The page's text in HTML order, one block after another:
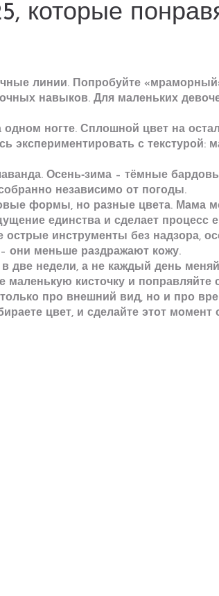
которые
линии. Попробуйте «мраморный»
навыков. Для маленьких
одном ногте. Сплошной цвет на
экспериментировать с текстурой:
Осень‑зима – тёмные
независимо от погоды.
формы, но разные цвета. Мама
единства и сделает процесс
острые инструменты без надзора,
они меньше раздражают кожу.
две недели, а не каждый день
кисточку и
про внешний вид, но и про
цвет, и сделайте этот момент